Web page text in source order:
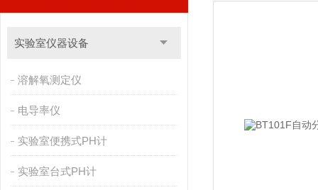
实验室仪器设备
溶解氧测定仪
电导率仪
实验室便携式PH计
实验室台式PH计